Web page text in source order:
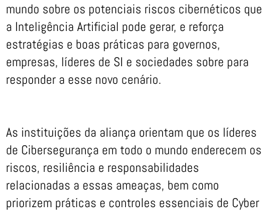
mundo sobre os potenciais riscos cibernéticos que
a Inteligência Artificial pode gerar, e reforça
estratégias e boas práticas para governos,
empresas, líderes de SI e sociedades sobre para
responder a esse novo cenário.
As instituições da aliança orientam que os líderes
de Cibersegurança em todo o mundo enderecem os
riscos, resiliência e responsabilidades
relacionadas a essas ameaças, bem como
priorizem práticas e controles essenciais de Cyber